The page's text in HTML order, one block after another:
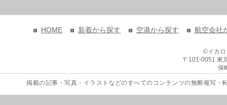
HOME 新着から探す 空港から探す 航空会社
©イカ
〒101-0051 東
保
掲載の記事・写真・イラストなどのすべてのコンテンツの無断複